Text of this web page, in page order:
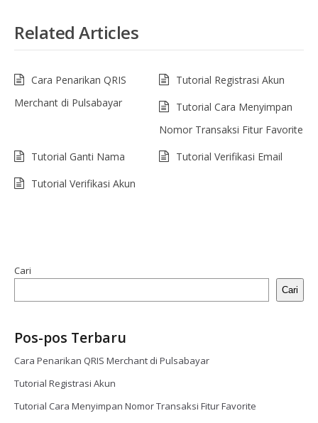
Related Articles
Cara Penarikan QRIS
Merchant di Pulsabayar
Tutorial Registrasi Akun
Tutorial Cara Menyimpan
Nomor Transaksi Fitur Favorite
Tutorial Ganti Nama
Tutorial Verifikasi Email
Tutorial Verifikasi Akun
Cari
Cari
Pos-pos Terbaru
Cara Penarikan QRIS Merchant di Pulsabayar
Tutorial Registrasi Akun
Tutorial Cara Menyimpan Nomor Transaksi Fitur Favorite